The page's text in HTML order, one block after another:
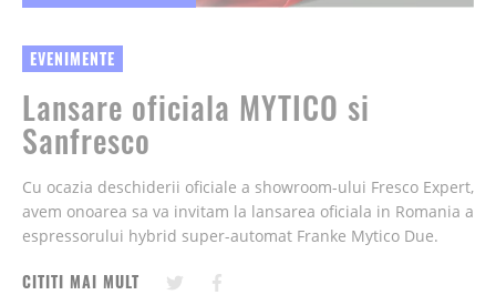
EVENIMENTE
Lansare oficiala MYTICO si
Sanfresco
Cu ocazia deschiderii oficiale a showroom-ului Fresco Expert,
avem onoarea sa va invitam la lansarea oficiala in Romania a
espressorului hybrid super-automat Franke Mytico Due.
CITITI MAI MULT